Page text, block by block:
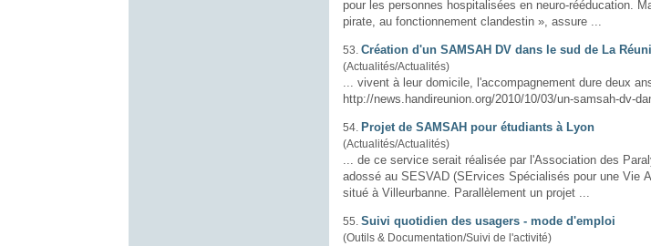
pour les personnes hospitalisées en neuro-rééducation.
pirate, au fonctionnement clandestin », assure ...
53. Création d'un SAMSAH DV dans le sud de La
(Actualités/Actualités)
... vivent à leur domicile, l'accompagnement dure deux ans. En savoir
http://news.handireunion.org/2010/10/03/un-samsah-dv-
54. Projet de SAMSAH pour étudiants à Lyon
(Actualités/Actualités)
... de ce service serait réalisée par l'Association des
adossé au SESVAD (SErvices Spécialisés pour une Vie
situé à Villeurbanne. Parallèlement un projet ...
55. Suivi quotidien des usagers - mode d'emploi
(Outils & Documentation/Suivi de l'activité)